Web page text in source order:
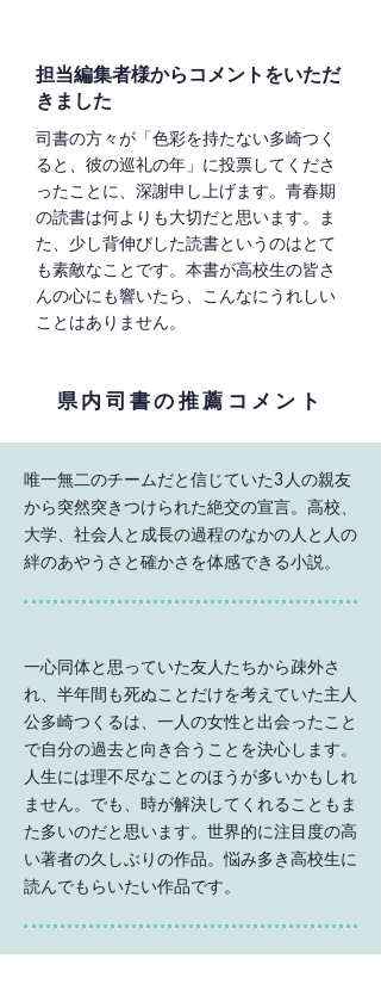
担当編集者様からコメントをいただ
きました
司書の方々が「色彩を持たない多崎つく
ると、彼の巡礼の年」に投票してくださ
ったことに、深謝申し上げます。青春期
の読書は何よりも大切だと思います。ま
た、少し背伸びした読書というのはとて
も素敵なことです。本書が高校生の皆さ
んの心にも響いたら、こんなにうれしい
ことはありません。
県内司書の推薦コメント
唯一無二のチームだと信じていた3人の親友
から突然突きつけられた絶交の宣言。高校、
大学、社会人と成長の過程のなかの人と人の
絆のあやうさと確かさを体感できる小説。
一心同体と思っていた友人たちから疎外さ
れ、半年間も死ぬことだけを考えていた主人
公多崎つくるは、一人の女性と出会ったこと
で自分の過去と向き合うことを決心します。
人生には理不尽なことのほうが多いかもしれ
ません。でも、時が解決してくれることもま
た多いのだと思います。世界的に注目度の高
い著者の久しぶりの作品。悩み多き高校生に
読んでもらいたい作品です。